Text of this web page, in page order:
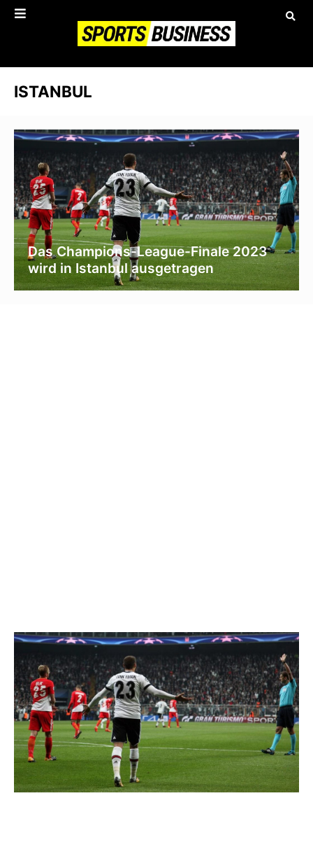
ISTANBUL
Das Champions-League-Finale 2023
wird in Istanbul ausgetragen